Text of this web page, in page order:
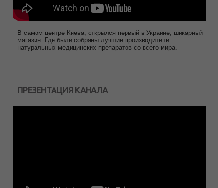
В самом центре Киева, открылся первый в Украине, шикарный
магазин. Где были собраны лучшие производители
натуральных медицинских препаратов со всего мира.
ПРЕЗЕНТАЦИЯ КАНАЛА